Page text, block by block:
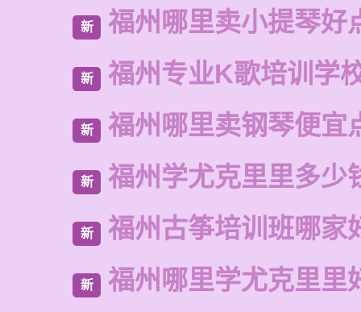
新 福州哪里卖小提琴好
新 福州专业K歌培训学
新 福州哪里卖钢琴便宜
新 福州学尤克里里多少
新 福州古筝培训班哪家
新 福州哪里学尤克里里